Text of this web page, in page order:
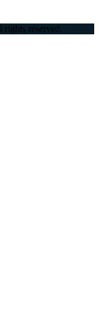
rights reserved.